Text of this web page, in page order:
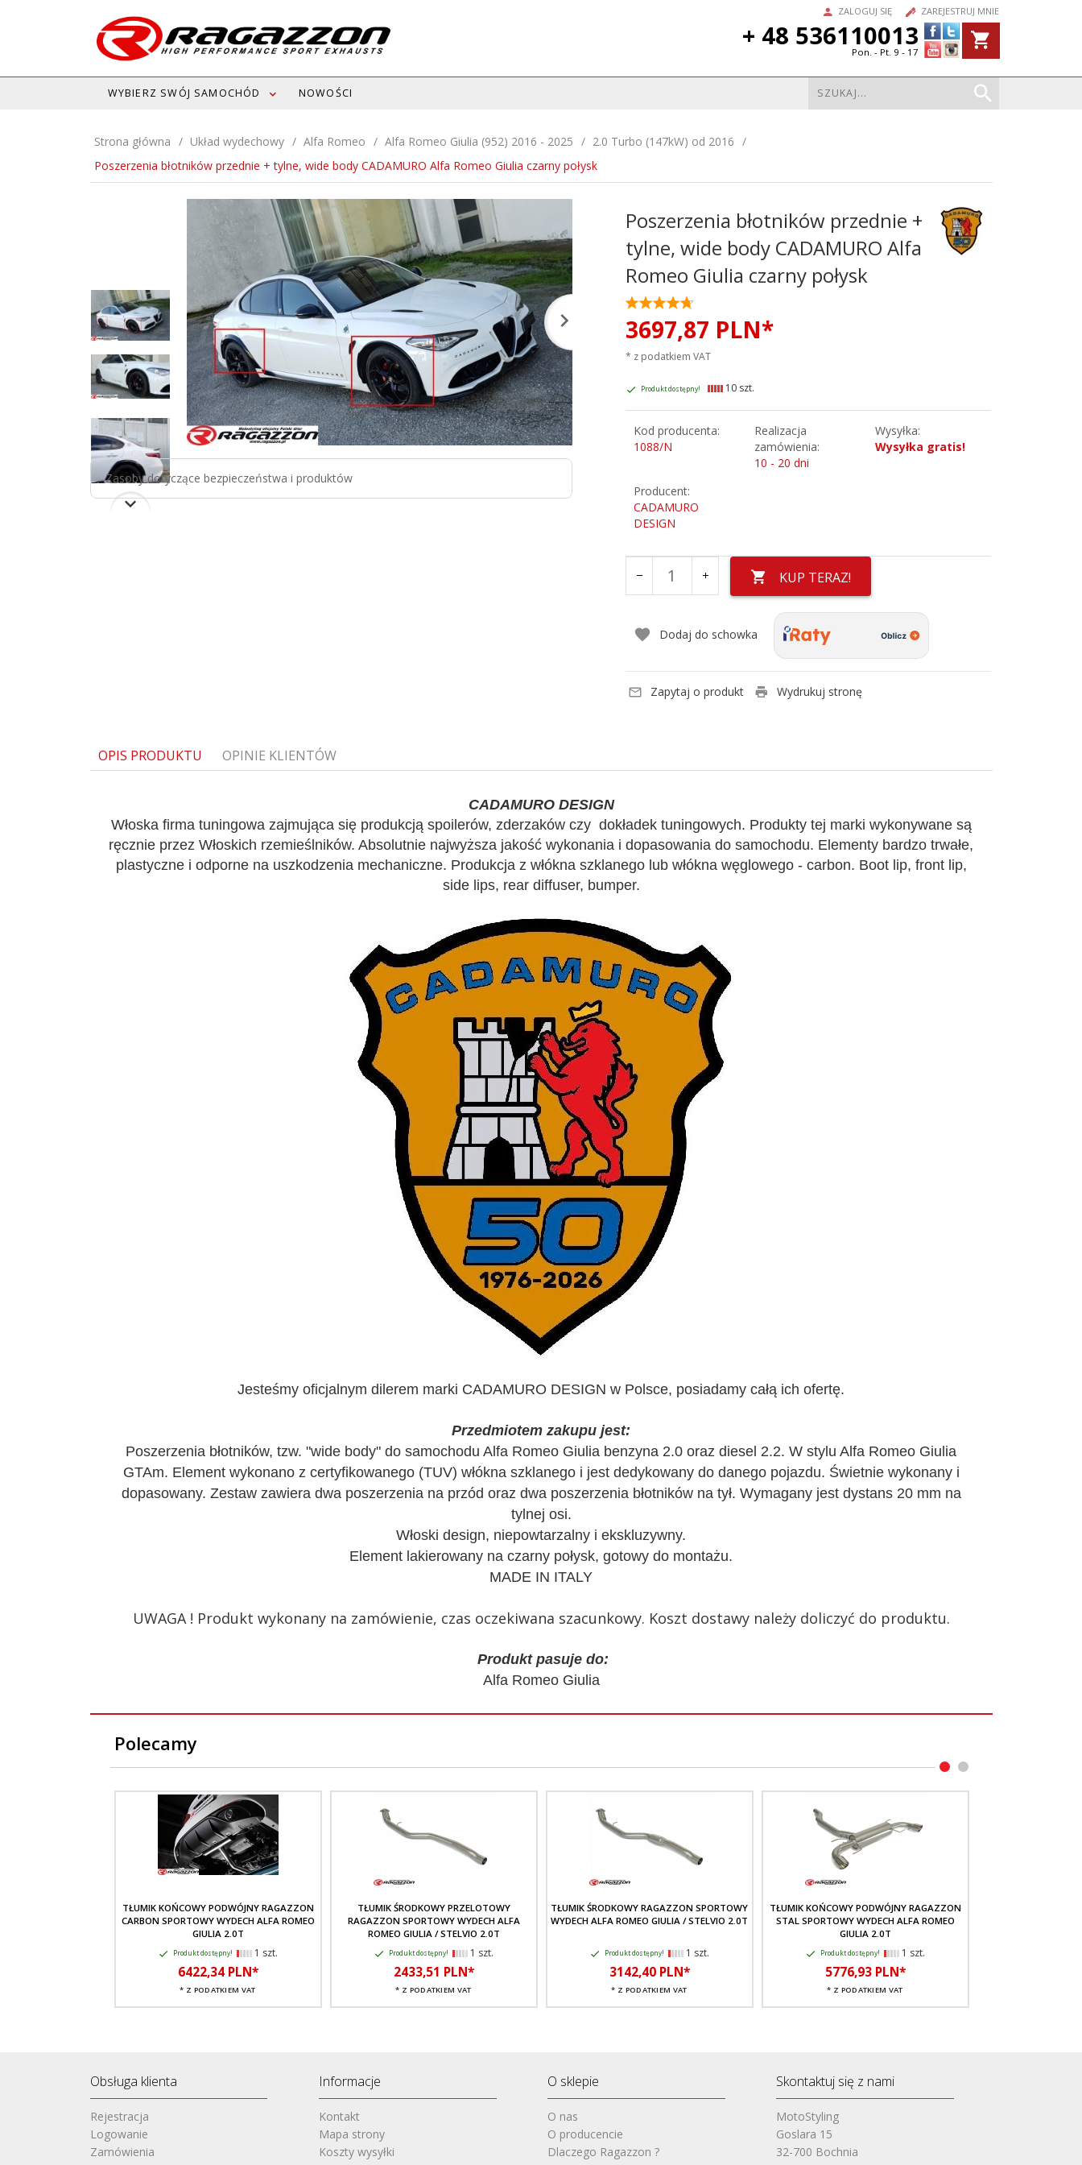
ZALOGUJ SIĘ ZAREJESTRUJ MNIE
+ 48 536110013
Pon. - Pt. 9 - 17
WYBIERZ SWÓJ SAMOCHÓD NOWOŚCI
Strona główna Układ wydechowy Alfa Romeo Alfa Romeo Giulia (952) 2016 - 2025
2.0 Turbo (147kW) od 2016
Poszerzenia błotników przednie + tylne, wide body CADAMURO Alfa Romeo Giulia czarny połysk
Zasoby dotyczące bezpieczeństwa i produktów
Poszerzenia błotników przednie +
tylne, wide body CADAMURO Alfa
Romeo Giulia czarny połysk
3697,87 PLN*
* z podatkiem VAT
Produkt dostępny! 10 szt.
Kod producenta:
1088/N
Realizacja
zamówienia:
10 - 20 dni
Wysyłka:
Wysyłka gratis!
Producent:
CADAMURO
DESIGN
KUP TERAZ!
Dodaj do schowka
Zapytaj o produkt Wydrukuj stronę
OPIS PRODUKTU OPINIE KLIENTÓW
CADAMURO DESIGN
Włoska firma tuningowa zajmująca się produkcją spoilerów, zderzaków czy dokładek tuningowych. Produkty tej marki wykonywane są
ręcznie przez Włoskich rzemieślników. Absolutnie najwyższa jakość wykonania i dopasowania do samochodu. Elementy bardzo trwałe,
plastyczne i odporne na uszkodzenia mechaniczne. Produkcja z włókna szklanego lub włókna węglowego - carbon. Boot lip, front lip,
side lips, rear diffuser, bumper.
Jesteśmy oficjalnym dilerem marki CADAMURO DESIGN w Polsce, posiadamy całą ich ofertę.
Przedmiotem zakupu jest:
Poszerzenia błotników, tzw. "wide body" do samochodu Alfa Romeo Giulia benzyna 2.0 oraz diesel 2.2. W stylu Alfa Romeo Giulia
GTAm. Element wykonano z certyfikowanego (TUV) włókna szklanego i jest dedykowany do danego pojazdu. Świetnie wykonany i
dopasowany. Zestaw zawiera dwa poszerzenia na przód oraz dwa poszerzenia błotników na tył. Wymagany jest dystans 20 mm na
tylnej osi.
Włoski design, niepowtarzalny i ekskluzywny.
Element lakierowany na czarny połysk, gotowy do montażu.
MADE IN ITALY
UWAGA ! Produkt wykonany na zamówienie, czas oczekiwana szacunkowy. Koszt dostawy należy doliczyć do produktu.
Produkt pasuje do:
Alfa Romeo Giulia
Polecamy
TŁUMIK KOŃCOWY PODWÓJNY RAGAZZON
CARBON SPORTOWY WYDECH ALFA ROMEO
GIULIA 2.0T
Produkt dostępny! 1 szt.
6422,34 PLN*
* Z PODATKIEM VAT
TŁUMIK ŚRODKOWY PRZELOTOWY
RAGAZZON SPORTOWY WYDECH ALFA
ROMEO GIULIA / STELVIO 2.0T
Produkt dostępny! 1 szt.
2433,51 PLN*
* Z PODATKIEM VAT
TŁUMIK ŚRODKOWY RAGAZZON SPORTOWY
WYDECH ALFA ROMEO GIULIA / STELVIO 2.0T
Produkt dostępny! 1 szt.
3142,40 PLN*
* Z PODATKIEM VAT
TŁUMIK KOŃCOWY PODWÓJNY RAGAZZON
STAL SPORTOWY WYDECH ALFA ROMEO
GIULIA 2.0T
Produkt dostępny! 1 szt.
5776,93 PLN*
* Z PODATKIEM VAT
Obsługa klienta
Rejestracja
Logowanie
Zamówienia
Informacje
Kontakt
Mapa strony
Koszty wysyłki
O sklepie
O nas
O producencie
Dlaczego Ragazzon ?
Skontaktuj się z nami
MotoStyling
Goslara 15
32-700 Bochnia